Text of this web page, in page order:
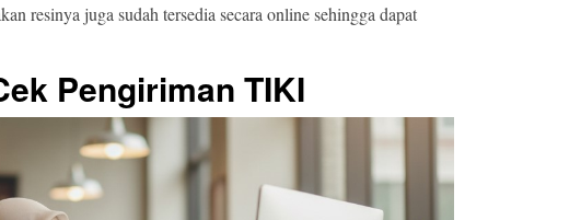
resinya juga sudah tersedia secara online sehingga dapat
Pengiriman TIKI